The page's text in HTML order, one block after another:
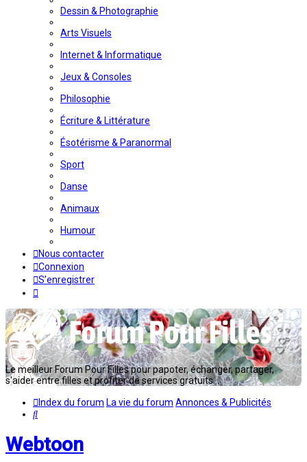
Dessin & Photographie
Arts Visuels
Internet & Informatique
Jeux & Consoles
Philosophie
Écriture & Littérature
Ésotérisme & Paranormal
Sport
Danse
Animaux
Humour
Nous contacter
Connexion
S’enregistrer
Le meilleur Forum Pour Filles pour papoter, échanger, partager,
s'aider entre filles et profiter de services gratuits...
Index du forum La vie du forum Annonces & Publicités
Rechercher
Webtoon